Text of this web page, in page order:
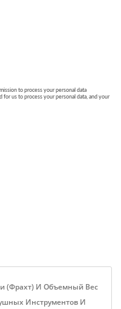
(фрахт) И Объемный Вес
Инструментов И